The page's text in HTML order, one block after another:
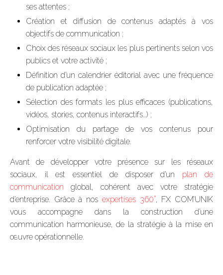
ses attentes ;
Création et diffusion de contenus adaptés à vos
objectifs de communication ;
Choix des réseaux sociaux les plus pertinents selon vos
publics et votre activité ;
Définition d’un calendrier éditorial avec une fréquence
de publication adaptée ;
Sélection des formats les plus efficaces (publications,
vidéos, stories, contenus interactifs…) ;
Optimisation du partage de vos contenus pour
renforcer votre visibilité digitale.
Avant de développer votre présence sur les réseaux
sociaux, il est essentiel de disposer d’un plan de
communication global, cohérent avec votre stratégie
d’entreprise. Grâce à nos expertises 360°, FX COM’UNIK
vous accompagne dans la construction d’une
communication harmonieuse, de la stratégie à la mise en
œuvre opérationnelle.